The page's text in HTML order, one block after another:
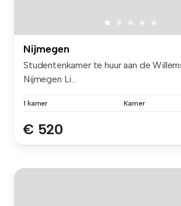
Nijmegen
Studentenkamer te huur aan de
Nijmegen Li...
1 kamer Kamer
€ 520